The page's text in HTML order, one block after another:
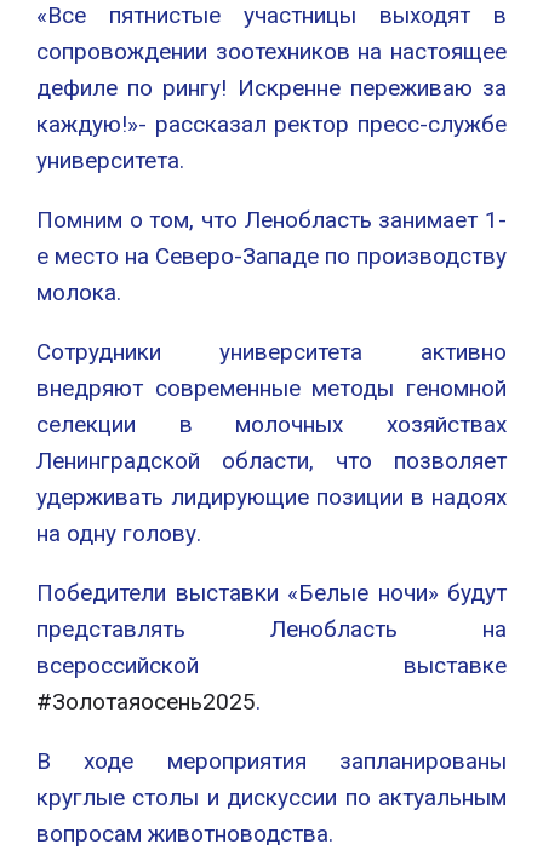
«Все пятнистые участницы выходят в
сопровождении зоотехников на настоящее
дефиле по рингу! Искренне переживаю за
каждую!»- рассказал ректор пресс-службе
университета.
Помним о том, что Ленобласть занимает 1-
е место на Северо-Западе по производству
молока.
Сотрудники университета активно
внедряют современные методы геномной
селекции в молочных хозяйствах
Ленинградской области, что позволяет
удерживать лидирующие позиции в надоях
на одну голову.
Победители выставки «Белые ночи» будут
представлять Ленобласть на
всероссийской выставке
#Золотаяосень2025.
В ходе мероприятия запланированы
круглые столы и дискуссии по актуальным
вопросам животноводства.